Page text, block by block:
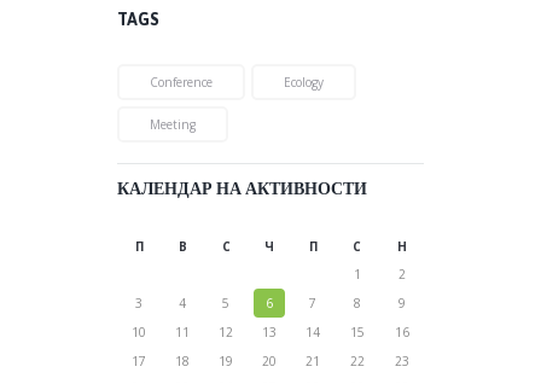
TAGS
Conference Ecology
Meeting
КАЛЕНДАР НА АКТИВНОСТИ
П В С Ч П С Н
1
2
3
4 5 6 7 8
9
10
11 12 13 14 15
16
17
18 19 20 21 22
23